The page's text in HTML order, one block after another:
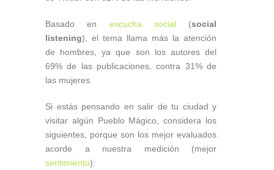
Basado en escucha social(social
listening), el tema llama más la atención
de hombres, ya que son los autores del
69% de las publicaciones, contra 31% de
las mujeres.
Si estás pensando en salir de tu ciudad y
visitar algún Pueblo Mágico, considera los
siguientes, porque son los mejor evaluados
acorde a nuestra medición (mejor
sentimiento):